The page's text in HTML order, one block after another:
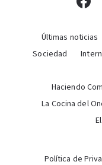
Últimas noticias
Sociedad
Haciendo
La Cocina del
Política de